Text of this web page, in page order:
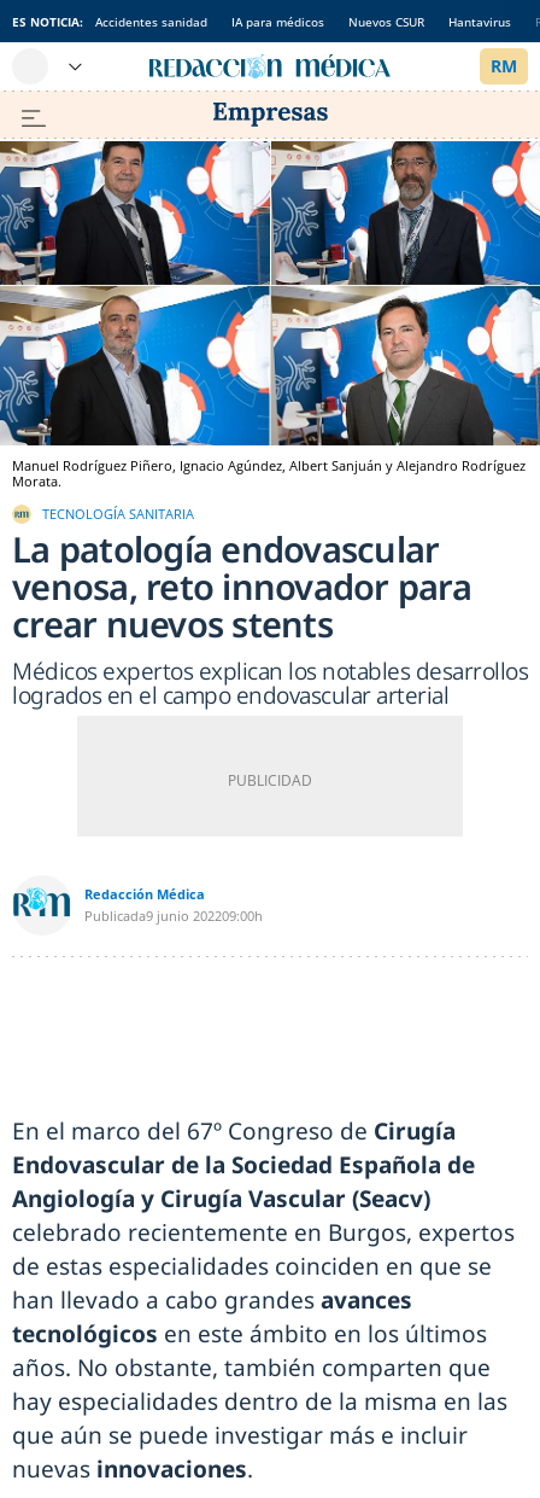
ES NOTICIA: Accidentes sanidad IA para médicos Nuevos CSUR Hantavirus
Manuel Rodríguez Piñero, Ignacio Agúndez, Albert Sanjuán y Alejandro Rodríguez
Morata.
TECNOLOGÍA SANITARIA
La patología endovascular
venosa, reto innovador para
crear nuevos stents
Médicos expertos explican los notables desarrollos
logrados en el campo endovascular arterial
Redacción Médica
Publicada9 junio 202209:00h
En el marco del 67º Congreso de Cirugía
Endovascular de la Sociedad Española de
Angiología y Cirugía Vascular (Seacv)
celebrado recientemente en Burgos, expertos
de estas especialidades coinciden en que se
han llevado a cabo grandesavances
tecnológicos en este ámbito en los últimos
años. No obstante, también comparten que
hay especialidades dentro de la misma en las
que aún se puede investigar más e incluir
nuevas innovaciones.